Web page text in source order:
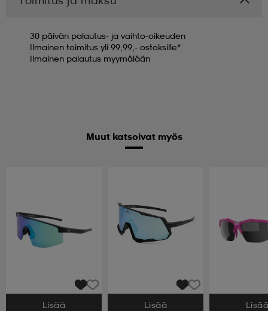
30 päivän palautus- ja vaihto-oikeuden
Ilmainen toimitus yli 99,99,- ostoksille*
Ilmainen palautus myymälään
Muut katsoivat myös
Valitse Koko
Lisää Valitse Koko
Lisää Valitse Koko